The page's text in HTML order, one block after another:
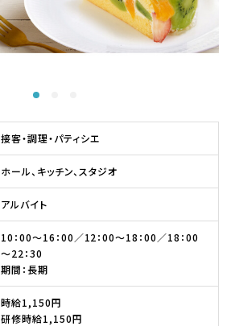
接客・調理・パティシエ
ホール、キッチン、スタジオ
アルバイト
10：00～16：00／12：00～18：00／18：00
～22：30
期間：長期
時給1,150円
研修時給1,150円